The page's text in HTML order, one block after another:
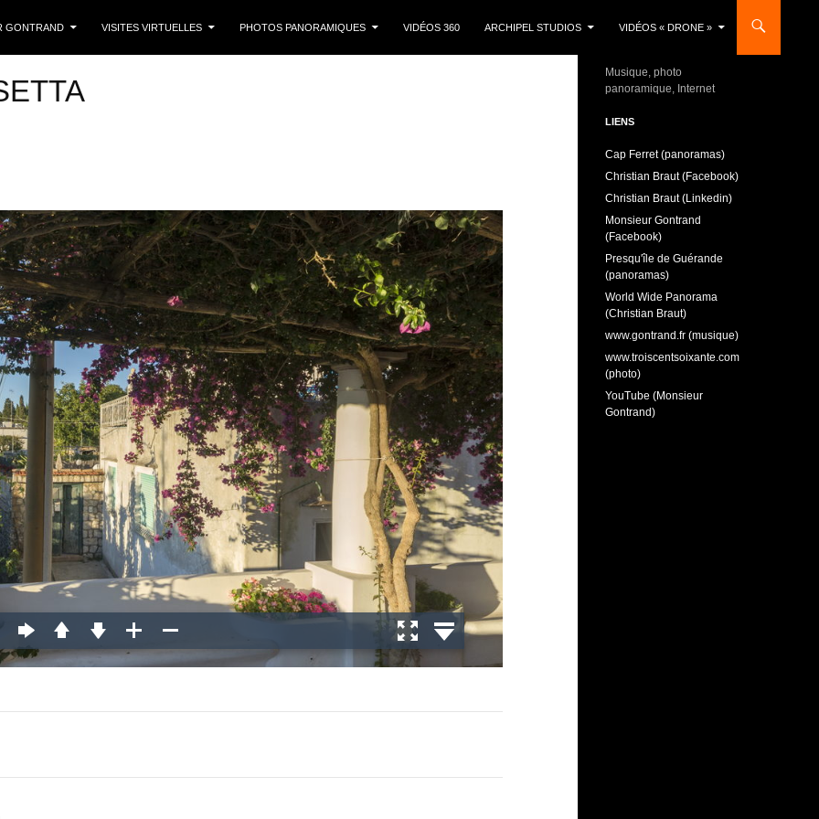
GONTRAND
VISITES VIRTUELLES PHOTOS PANORAMIQUES VIDÉOS 360 ARCHIPEL STUDIOS VIDÉOS « DRONE »
Musique, photo
panoramique, Internet
LIENS
Cap Ferret (panoramas)
Christian Braut (Facebook)
Christian Braut (Linkedin)
Monsieur Gontrand
(Facebook)
Presqu'île de Guérande
(panoramas)
World Wide Panorama
(Christian Braut)
www.gontrand.fr (musique)
www.troiscentsoixante.com
(photo)
YouTube (Monsieur
Gontrand)